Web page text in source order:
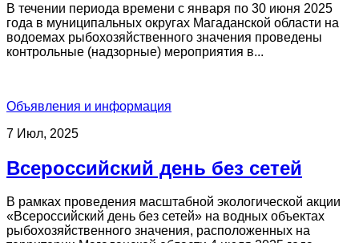
В течении периода времени с января по 30 июня 2025
года в муниципальных округах Магаданской области на
водоемах рыбохозяйственного значения проведены
контрольные (надзорные) мероприятия в...
Объявления и информация
7 Июл, 2025
Всероссийский день без сетей
В рамках проведения масштабной экологической акции
«Всероссийский день без сетей» на водных объектах
рыбохозяйственного значения, расположенных на